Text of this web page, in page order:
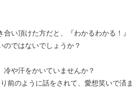
い頂けた方だと、『わかるわかる！』
のではないでしょうか？
冷や汗をかいていませんか？
前のように話をされて、愛想笑いで済ま